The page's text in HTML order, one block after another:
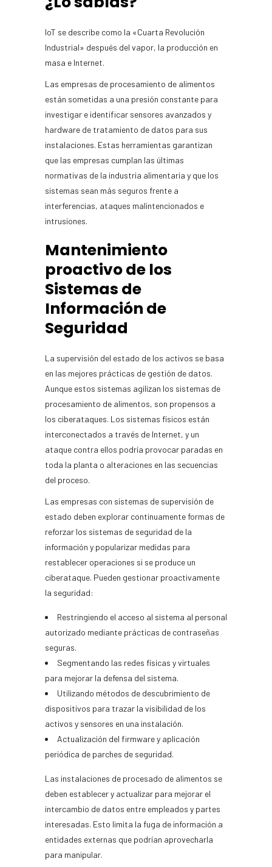
IoT se describe como la «Cuarta Revolución
Industrial» después del vapor, la producción en
masa e Internet.
Las empresas de procesamiento de alimentos
están sometidas a una presión constante para
investigar e identificar sensores avanzados y
hardware de tratamiento de datos para sus
instalaciones. Estas herramientas garantizan
que las empresas cumplan las últimas
normativas de la industria alimentaria y que los
sistemas sean más seguros frente a
interferencias, ataques malintencionados e
intrusiones.
Mantenimiento
proactivo de los
Sistemas de
Información de
Seguridad
La supervisión del estado de los activos se basa
en las mejores prácticas de gestión de datos.
Aunque estos sistemas agilizan los sistemas de
procesamiento de alimentos, son propensos a
los ciberataques. Los sistemas físicos están
interconectados a través de Internet, y un
ataque contra ellos podría provocar paradas en
toda la planta o alteraciones en las secuencias
del proceso.
Las empresas con sistemas de supervisión de
estado deben explorar continuamente formas de
reforzar los sistemas de seguridad de la
información y popularizar medidas para
restablecer operaciones si se produce un
ciberataque. Pueden gestionar proactivamente
la seguridad:
Restringiendo el acceso al sistema al personal
autorizado mediante prácticas de contraseñas
seguras.
Segmentando las redes físicas y virtuales
para mejorar la defensa del sistema.
Utilizando métodos de descubrimiento de
dispositivos para trazar la visibilidad de los
activos y sensores en una instalación.
Actualización del firmware y aplicación
periódica de parches de seguridad.
Las instalaciones de procesado de alimentos se
deben establecer y actualizar para mejorar el
intercambio de datos entre empleados y partes
interesadas. Esto limita la fuga de información a
entidades externas que podrían aprovecharla
para manipular.